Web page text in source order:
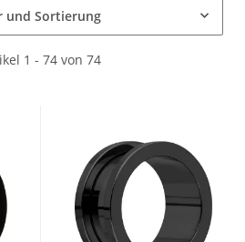
und Sortierung
1 - 74 von 74